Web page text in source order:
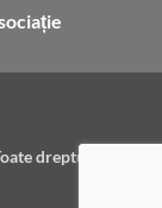
drepturile